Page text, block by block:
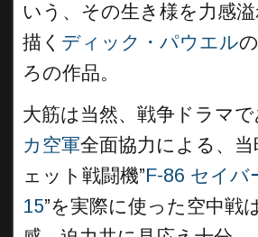
いう、その生き様を力感
描く ディック・パウエル
ろの作品。
大筋は当然、戦争ドラマで
カ空軍全面協力による、
ェット戦闘機”F-86 セイバ
15”を実際に使った空中戦